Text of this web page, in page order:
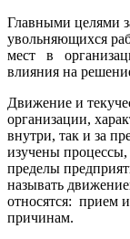
Главными целями
увольняющихся
мест в
влияния на
Движение и
организации,
внутри, так и за
изучены процессы,
пределы
называть
относятся: прием
причинам.